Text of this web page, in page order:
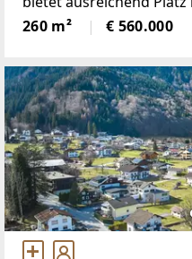
neben 5Schlafräumen,
neu renovierten
260 m² € 560.000